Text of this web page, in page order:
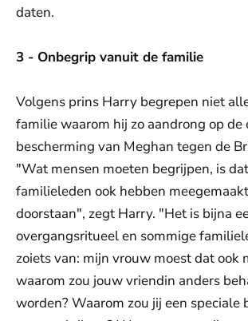
daten.
3 - Onbegrip vanuit de familie
Volgens prins Harry begrepen niet
familie waarom hij zo aandrong op de
bescherming van Meghan tegen de
"Wat mensen moeten begrijpen, is
familieleden ook hebben
doorstaan", zegt Harry. "Het is bijna
overgangsritueel en sommige
zoiets van: mijn vrouw moest dat ook
waarom zou jouw vriendin anders
worden? Waarom zou jij een speciale